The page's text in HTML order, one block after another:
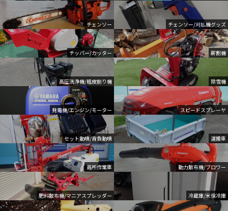
チェンソー チェンソー/刈払機グッズ
チッパー/カッター 薪割機
高圧洗浄機/粗皮削り機 除雪機
発電機/エンジン/モーター スピードスプレーヤ
セット動噴/背負動噴 運搬車
高所作業車 動力散布機/ブロワー
肥料散布機/マニアスプレッダー 冷蔵庫/米保冷庫